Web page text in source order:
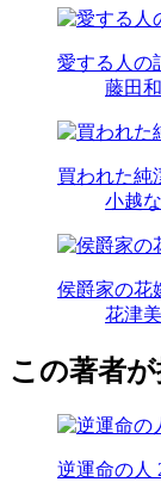
愛する人の
藤田
買われた純
小越
侯爵家の花
花津
この著者
逆運命の人